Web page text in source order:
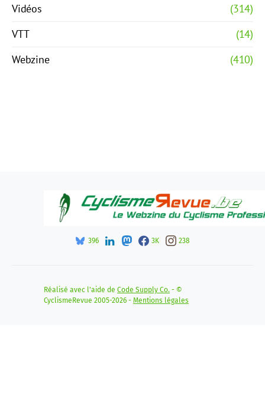
Vidéos
(314)
VTT
(14)
Webzine
(410)
396 3K 238
Réalisé avec l'aide de Code Supply Co. - ©
CyclismeRevue 2005-2026 - Mentions légales